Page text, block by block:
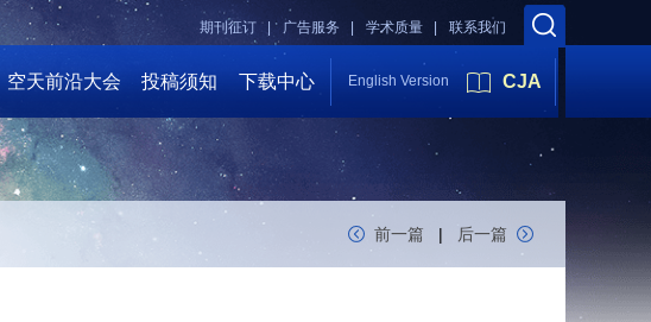
联系我们
学术质量 |
广告服务 |
期刊征订 |
空天前沿大会 投稿须知 下载中心 English Version CJA
前一篇 | 后一篇